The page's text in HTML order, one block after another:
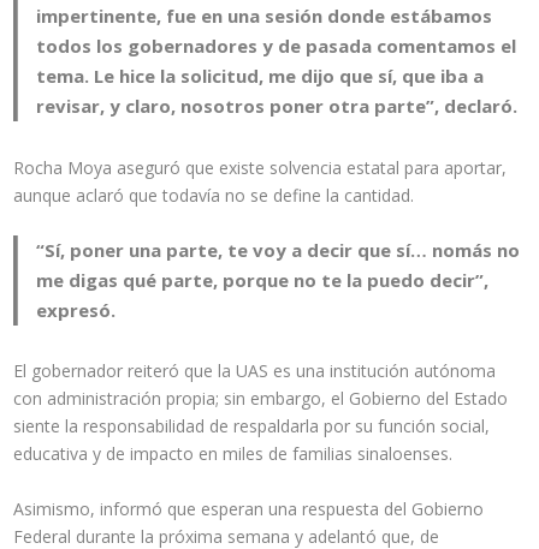
impertinente, fue en una sesión donde estábamos
todos los gobernadores y de pasada comentamos el
tema. Le hice la solicitud, me dijo que sí, que iba a
revisar, y claro, nosotros poner otra parte”, declaró.
Rocha Moya aseguró que existe solvencia estatal para aportar,
aunque aclaró que todavía no se define la cantidad.
“Sí, poner una parte, te voy a decir que sí… nomás no
me digas qué parte, porque no te la puedo decir”,
expresó.
El gobernador reiteró que la UAS es una institución autónoma
con administración propia; sin embargo, el Gobierno del Estado
siente la responsabilidad de respaldarla por su función social,
educativa y de impacto en miles de familias sinaloenses.
Asimismo, informó que esperan una respuesta del Gobierno
Federal durante la próxima semana y adelantó que, de